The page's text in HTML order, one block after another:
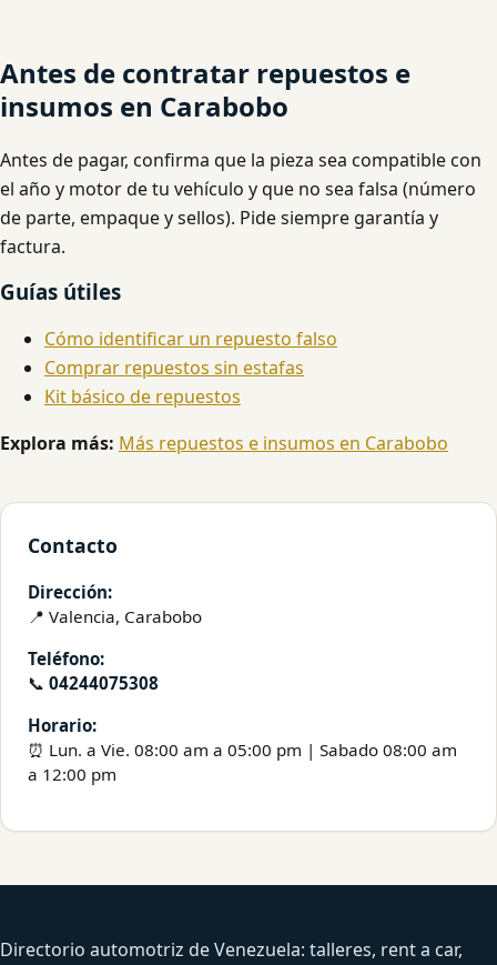
Antes de contratar repuestos e
insumos en Carabobo
Antes de pagar, confirma que la pieza sea compatible con
el año y motor de tu vehículo y que no sea falsa (número
de parte, empaque y sellos). Pide siempre garantía y
factura.
Guías útiles
Cómo identificar un repuesto falso
Comprar repuestos sin estafas
Kit básico de repuestos
Explora más: Más repuestos e insumos en Carabobo
Contacto
Dirección:
📍 Valencia, Carabobo
Teléfono:
📞 04244075308
Horario:
⏰ Lun. a Vie. 08:00 am a 05:00 pm | Sabado 08:00 am
a 12:00 pm
Directorio automotriz de Venezuela: talleres, rent a car,